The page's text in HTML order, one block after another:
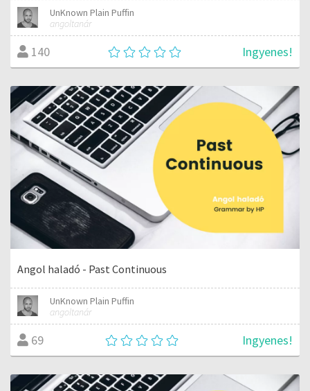
UnKnown Plain Puffin
angoltanár
140 Ingyenes!
Angol haladó - Past Continuous
UnKnown Plain Puffin
angoltanár
69 Ingyenes!